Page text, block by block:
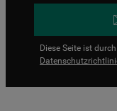
Diese Seite ist